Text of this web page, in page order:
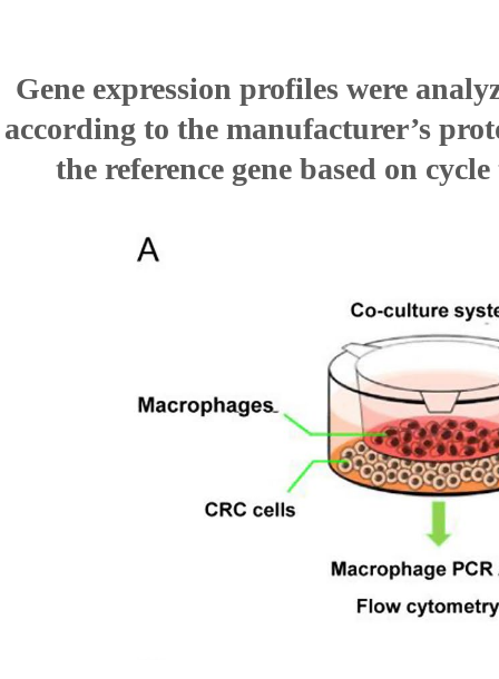
Gene expression profiles were
according to the manufacturer’s
the reference gene based on